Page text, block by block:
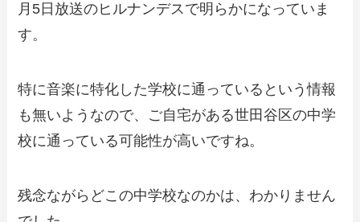
月5日放送のヒルナンデスで明らかになっていま
す。
特に音楽に特化した学校に通っているという情報
も無いようなので、ご自宅がある世田谷区の中学
校に通っている可能性が高いですね。
残念ながらどこの中学校なのかは、わかりません